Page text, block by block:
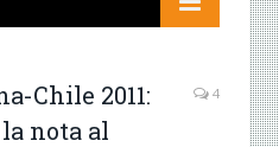
Chile 2011:
nota al
4